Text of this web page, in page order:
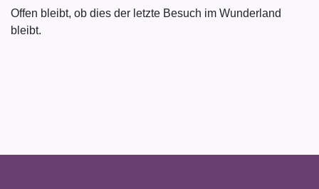
Offen bleibt, ob dies der letzte Besuch im Wunderland
bleibt.